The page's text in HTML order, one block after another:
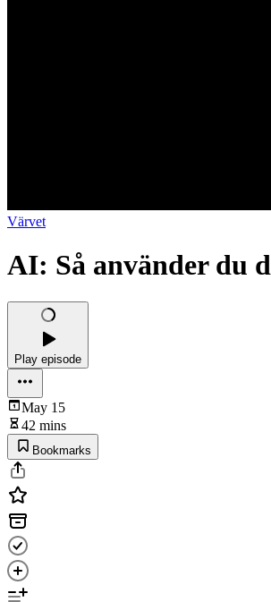
Värvet
AI: Så använder du
Play episode
May 15
42 mins
Bookmarks